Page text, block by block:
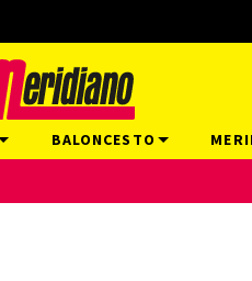
BALONCESTO